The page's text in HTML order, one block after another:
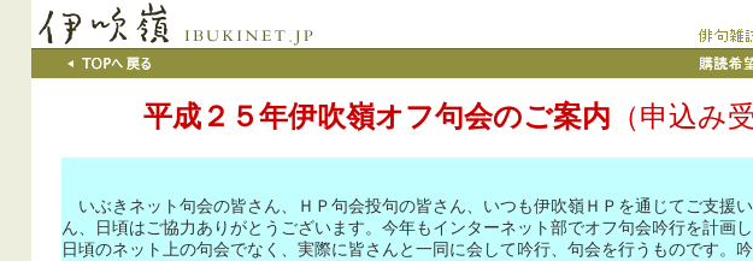
平成２５年伊吹嶺オフ句会のご案内 （申込み
いぶきネット句会の皆さん、ＨＰ句会投句の皆さん、いつも伊吹嶺ＨＰを通じてご支援
ん、日頃はご協力ありがとうございます。今年もインターネット部でオフ句会吟行を計画
日頃のネット上の句会でなく、実際に皆さんと一同に会して吟行、句会を行うものです。